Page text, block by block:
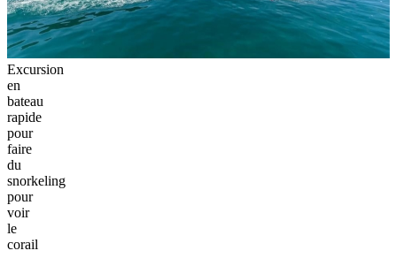
Excursion
en
bateau
rapide
pour
faire
du
snorkeling
pour
voir
le
corail